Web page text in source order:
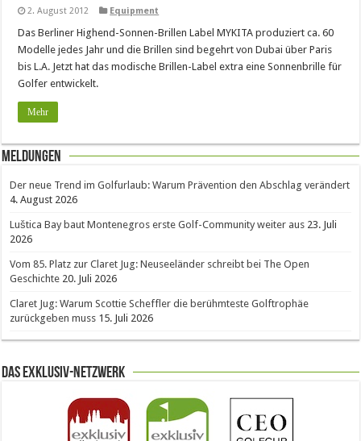
2. August 2012 Equipment
Das Berliner Highend-Sonnen-Brillen Label MYKITA produziert ca. 60
Modelle jedes Jahr und die Brillen sind begehrt von Dubai über Paris
bis L.A. Jetzt hat das modische Brillen-Label extra eine Sonnenbrille für
Golfer entwickelt.
Mehr
Meldungen
Der neue Trend im Golfurlaub: Warum Prävention den Abschlag verändert
4. August 2026
Luštica Bay baut Montenegros erste Golf-Community weiter aus 23. Juli
2026
Vom 85. Platz zur Claret Jug: Neuseeländer schreibt bei The Open
Geschichte 20. Juli 2026
Claret Jug: Warum Scottie Scheffler die berühmteste Golftrophäe
zurückgeben muss 15. Juli 2026
Das Exklusiv-Netzwerk